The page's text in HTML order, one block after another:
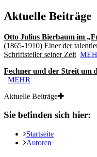
Aktuelle Beiträge
Otto Julius Bierbaum im
(1865-1910) Einer der
Schriftsteller seiner Zeit
Fechner und der Streit um
MEHR
Aktuelle Beiträge
Sie befinden sich hier:
Startseite
Autoren